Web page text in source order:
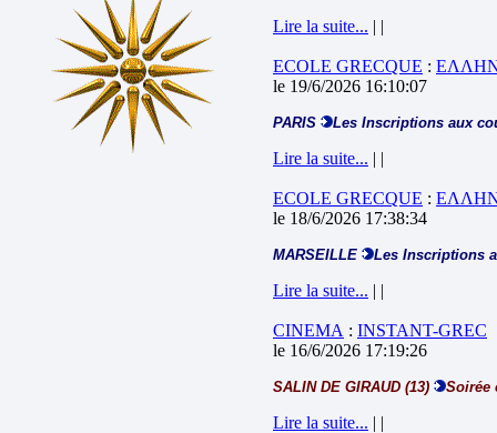
Lire la suite... | |
ECOLE GRECQUE :
le 19/6/2026 16:10:07
PARIS Les Inscriptions aux
Lire la suite... | |
ECOLE GRECQUE :
le 18/6/2026 17:38:34
MARSEILLE Les Inscriptions
Lire la suite... | |
CINEMA : INSTANT-GREC
le 16/6/2026 17:19:26
SALIN DE GIRAUD (13) Soirée
Lire la suite... | |